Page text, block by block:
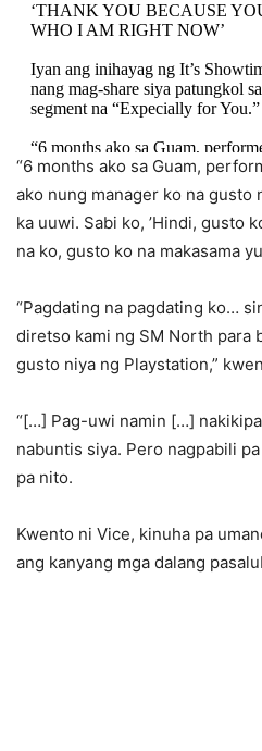
‘THANK YOU BECAUSE
WHO I AM RIGHT NOW’
Iyan ang inihayag ng It’s
nang mag-share siya patungkol
segment na “Expecially for You.”
“6 months ako sa Guam,
ako nung manager
— Pilipino Star Ngayon
March 11, 2024
“6 months ako sa Guam,
ako nung manager ko na gusto
ka uuwi. Sabi ko, ’Hindi, gusto
na ko, gusto ko na makasama
“Pagdating na pagdating ko…
diretso kami ng SM North para
gusto niya ng Playstation,”
“[…] Pag-uwi namin […]
nabuntis siya. Pero nagpabili
pa nito.
Kwento ni Vice, kinuha pa
ang kanyang mga dalang